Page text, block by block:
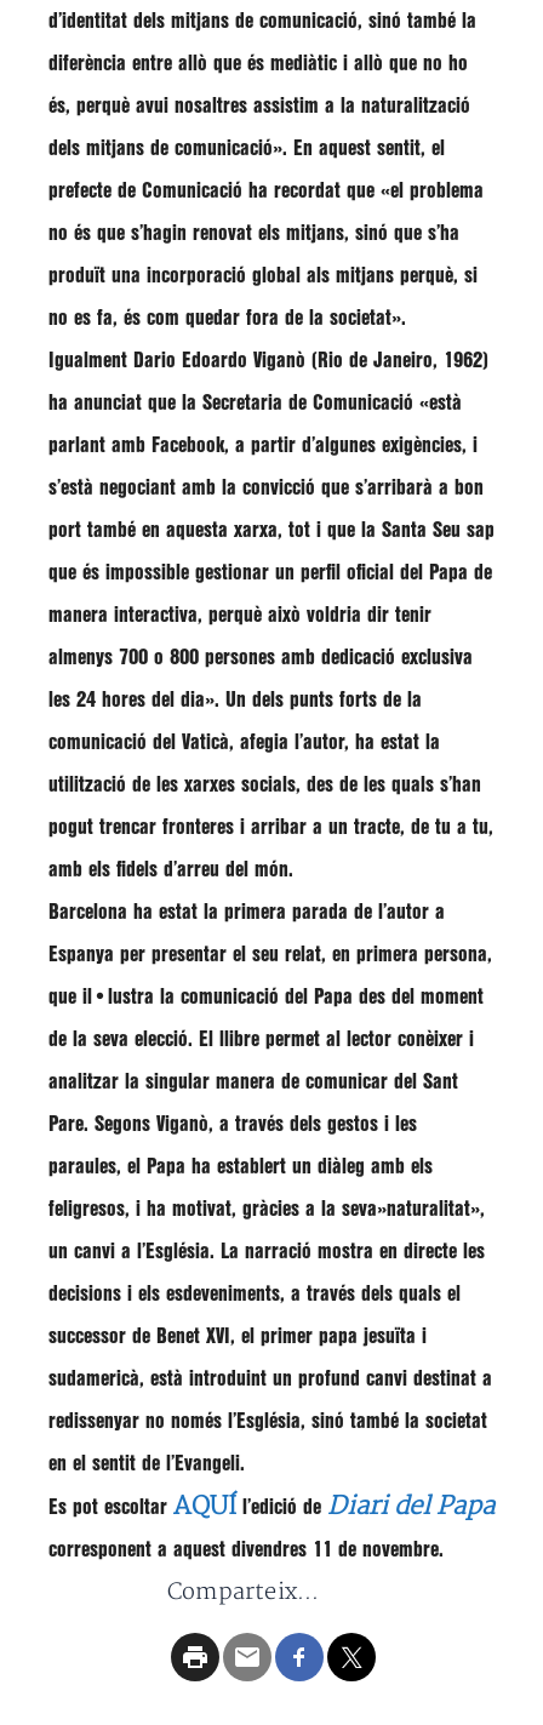
d’identitat dels mitjans de comunicació, sinó també la
diferència entre allò que és mediàtic i allò que no ho
és, perquè avui nosaltres assistim a la naturalització
dels mitjans de comunicació». En aquest sentit, el
prefecte de Comunicació ha recordat que «el problema
no és que s’hagin renovat els mitjans, sinó que s’ha
produït una incorporació global als mitjans perquè, si
no es fa, és com quedar fora de la societat».
Igualment Dario Edoardo Viganò (Rio de Janeiro, 1962)
ha anunciat que la Secretaria de Comunicació «està
parlant amb Facebook, a partir d’algunes exigències, i
s’està negociant amb la convicció que s’arribarà a bon
port també en aquesta xarxa, tot i que la Santa Seu sap
que és impossible gestionar un perfil oficial del Papa de
manera interactiva, perquè això voldria dir tenir
almenys 700 o 800 persones amb dedicació exclusiva
les 24 hores del dia». Un dels punts forts de la
comunicació del Vaticà, afegia l’autor, ha estat la
utilització de les xarxes socials, des de les quals s’han
pogut trencar fronteres i arribar a un tracte, de tu a tu,
amb els fidels d’arreu del món.
Barcelona ha estat la primera parada de l’autor a
Espanya per presentar el seu relat, en primera persona,
que il•lustra la comunicació del Papa des del moment
de la seva elecció. El llibre permet al lector conèixer i
analitzar la singular manera de comunicar del Sant
Pare. Segons Viganò, a través dels gestos i les
paraules, el Papa ha establert un diàleg amb els
feligresos, i ha motivat, gràcies a la seva»naturalitat»,
un canvi a l’Església. La narració mostra en directe les
decisions i els esdeveniments, a través dels quals el
successor de Benet XVI, el primer papa jesuïta i
sudamericà, està introduint un profund canvi destinat a
redissenyar no només l’Església, sinó també la societat
en el sentit de l’Evangeli.
Es pot escoltar AQUÍ l’edició de Diari del Papa
corresponent a aquest divendres 11 de novembre.
Comparteix...